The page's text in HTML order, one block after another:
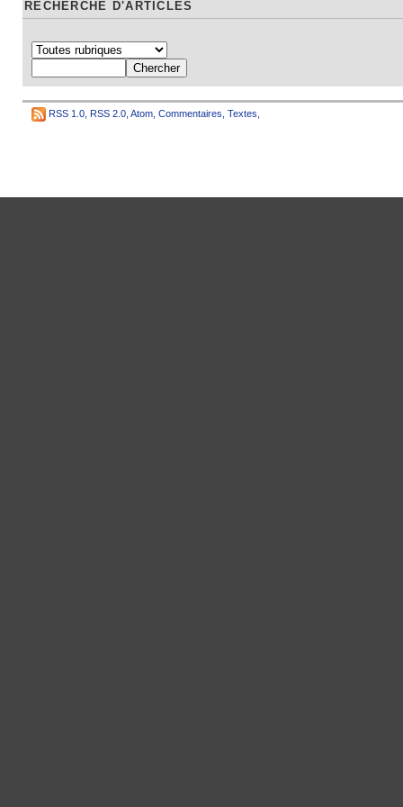
RECHERCHE D'ARTICLES
RSS 1.0 RSS 2.0 Atom Commentaires Textes